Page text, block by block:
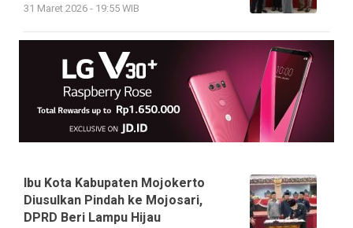
31 Maret 2026 - 19:55 WIB
Ibu Kota Kabupaten Mojokerto
Diusulkan Pindah ke Mojosari,
DPRD Beri Lampu Hijau